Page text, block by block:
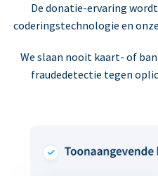
De donatie-ervaring
coderingstechnologie en
We slaan nooit kaart- of
fraudedetectie tegen